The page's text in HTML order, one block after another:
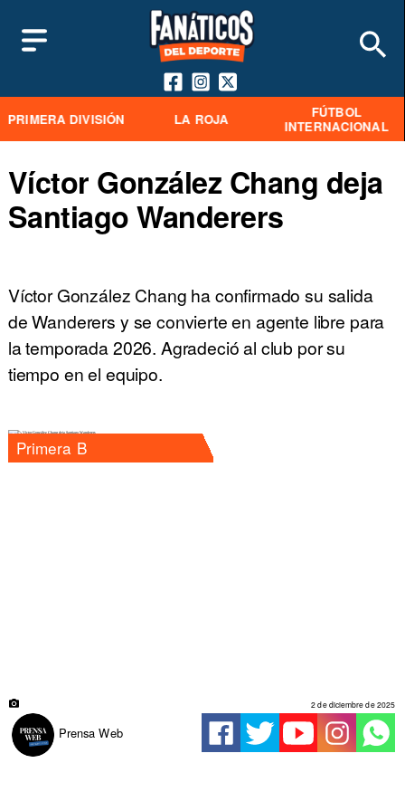
PRIMERA DIVISIÓN LA ROJA
FÚTBOL
INTERNACIONAL
Víctor González Chang deja
Santiago Wanderers
Víctor González Chang ha confirmado su salida
de Wanderers y se convierte en agente libre para
la temporada 2026. Agradeció al club por su
tiempo en el equipo.
Primera B
Prensa Web
2 de diciembre de 2025